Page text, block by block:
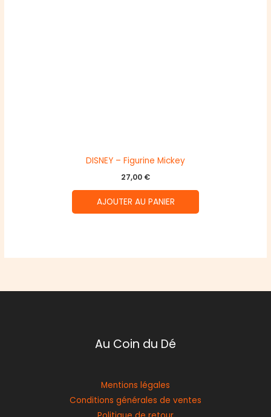
DISNEY – Figurine Mickey
27,00 €
AJOUTER AU PANIER
Au Coin du Dé
Mentions légales
Conditions générales de ventes